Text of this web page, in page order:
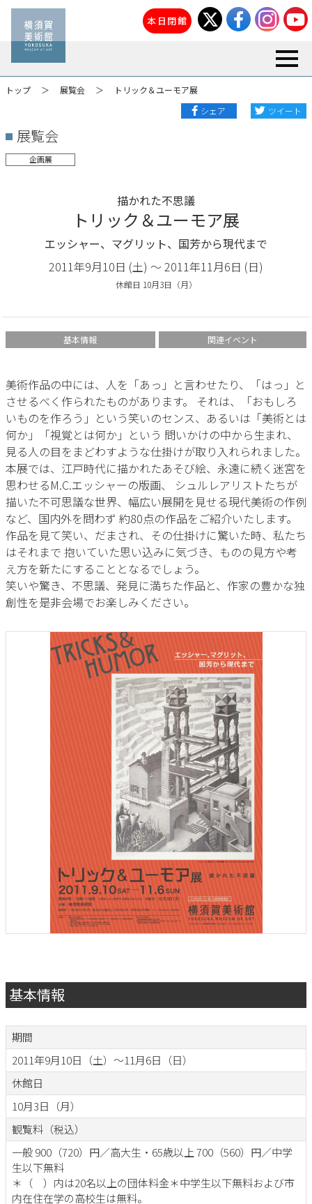
本日閉館
トップ 展覧会
トリック＆ユーモア展
シェア
ツイート
展覧会
企画展
描かれた不思議
トリック＆ユーモア展
エッシャー、マグリット、国芳から現代まで
2011年9月10日 (土) 〜 2011年11月6日 (日)
休館日 10月3日（月）
基本情報 関連イベント
美術作品の中には、人を「あっ」と言わせたり、「はっ」と
させるべく作られたものがあります。 それは、「おもしろ
いものを作ろう」という笑いのセンス、あるいは「美術とは
何か」「視覚とは何か」という 問いかけの中から生まれ、
見る人の目をまどわすような仕掛けが取り入れられました。
本展では、江戸時代に描かれたあそび絵、永遠に続く迷宮を
思わせるM.C.エッシャーの版画、 シュルレアリストたちが
描いた不可思議な世界、幅広い展開を見せる現代美術の作例
など、国内外を問わず 約80点の作品をご紹介いたします。
作品を見て笑い、だまされ、その仕掛けに驚いた時、私たち
はそれまで 抱いていた思い込みに気づき、ものの見方や考
え方を新たにすることとなるでしょう。
笑いや驚き、不思議、発見に満ちた作品と、作家の豊かな独
創性を是非会場でお楽しみください。
基本情報
期間
2011年9月10日（土）～11月6日（日）
休館日
10月3日（月）
観覧料（税込）
一般 900（720）円／高大生・65歳以上 700（560）円／中学
生以下無料
＊（ ）内は20名以上の団体料金＊中学生以下無料および市
内在住在学の高校生は無料。